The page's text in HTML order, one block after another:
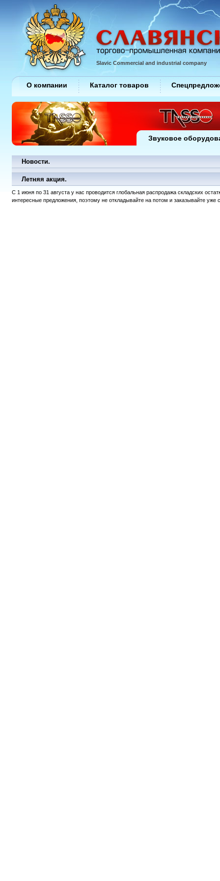
Новости.
Летняя акция.
С 1 июня по 31 августа у нас проводится глобальная распродажа складских
интересные предложения, поэтому не откладывайте на потом и заказывайте уже
Slavic Commercial and industrial company
О компании Каталог товаров
Звуковое